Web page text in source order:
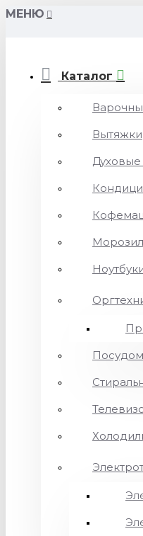
МЕНЮ
Каталог
Вытяжки